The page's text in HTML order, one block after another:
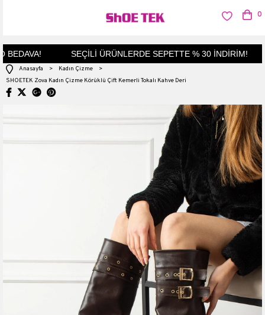
SEÇİLİ ÜRÜNLERDE SEPETTE % 30 İNDİRİM!
0
Anasayfa > Kadın Çizme
>
SHOETEK Zova Kadın Çizme Körüklü Çift Kemerli Tokalı Kahve Deri